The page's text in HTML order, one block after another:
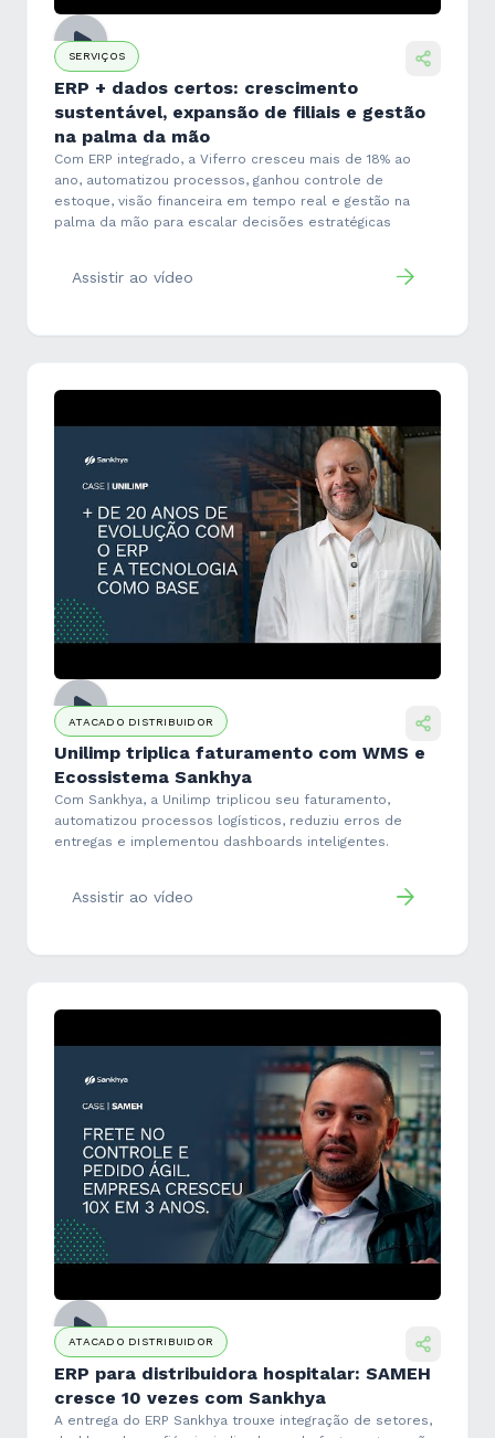
SERVIÇOS
ERP + dados certos: crescimento
sustentável, expansão de filiais e gestão
na palma da mão
Com ERP integrado, a Viferro cresceu mais de 18% ao
ano, automatizou processos, ganhou controle de
estoque, visão financeira em tempo real e gestão na
palma da mão para escalar decisões estratégicas
Assistir ao vídeo
ATACADO DISTRIBUIDOR
Unilimp triplica faturamento com WMS e
Ecossistema Sankhya
Com Sankhya, a Unilimp triplicou seu faturamento,
automatizou processos logísticos, reduziu erros de
entregas e implementou dashboards inteligentes.
Assistir ao vídeo
ATACADO DISTRIBUIDOR
ERP para distribuidora hospitalar: SAMEH
cresce 10 vezes com Sankhya
A entrega do ERP Sankhya trouxe integração de setores,